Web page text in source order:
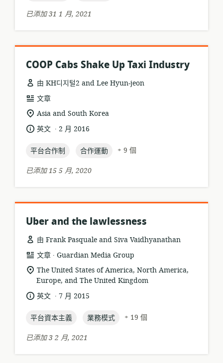
已添加 31 1 月, 2021
COOP Cabs Shake Up Taxi Industry
由 KH디지털2 and Lee Hyun-jeon
資
源
式:
文章
相
關
位
置:
Asia and South Korea
語 英文 .
發
日
2 月 2016
topic:
平台合作制 topic:
合作運動
+ 9 個
已添加 15 5 月, 2020
Uber and the lawlessness
由 Frank Pasquale and Siva Vaidhyanathan
資
源
格
文章 .
發
布
者:
Guardian Media Group
相
關
位
The United States of America, North America,
Europe, and The United Kingdom
語 英文 .
發
日
7 月 2015
topic:
平台資本主義 topic:
業務模式
+ 19 個
已添加 3 2 月, 2021